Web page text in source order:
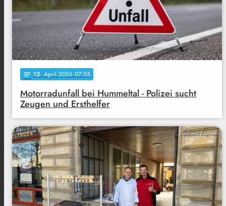
notes 12. April 2026 07:55
Motorradunfall bei Hummeltal - Polizei sucht
Zeugen und Ersthelfer
Funkhaus Bayreuth